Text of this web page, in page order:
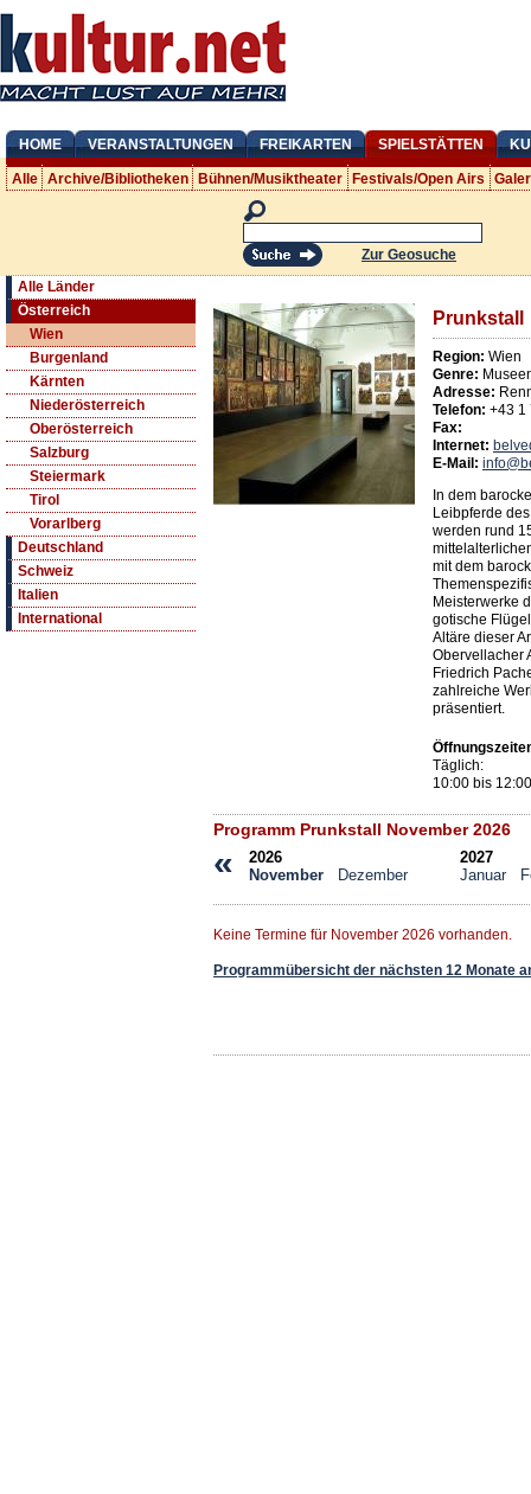
HOME VERANSTALTUNGEN FREIKARTEN SPIELSTÄTTEN
Alle Archive/Bibliotheken Bühnen/Musiktheater Festivals/Open Airs
Zur Geosuche
Alle Länder
Österreich
Wien
Burgenland
Kärnten
Niederösterreich
Oberösterreich
Salzburg
Steiermark
Tirol
Vorarlberg
Deutschland
Schweiz
Italien
International
Prunkstall
Region: Wien
Genre:
Adresse:
Telefon: +43 1
Fax:
Internet:
E-Mail:
In dem
Leibpferde
werden rund
mit dem
Meisterwerke
gotische
Altäre dieser
Obervellacher
Friedrich
zahlreiche
präsentiert.
Täglich:
10:00 bis
Programm Prunkstall November 2026
«
2026
November
Dezember
2027
Januar
Keine Termine für November 2026 vorhanden.
Programmübersicht der nächsten 12 Monate